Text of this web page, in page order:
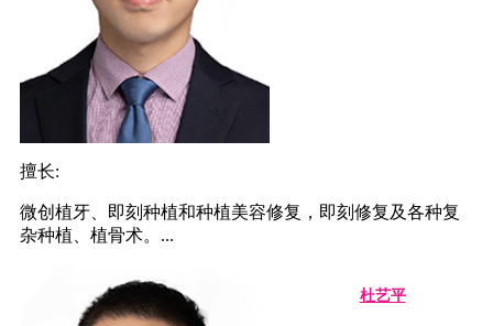
擅长:
微创植牙、即刻种植和种植美容修复，即刻修复及各种复
杂种植、植骨术。...
杜艺平